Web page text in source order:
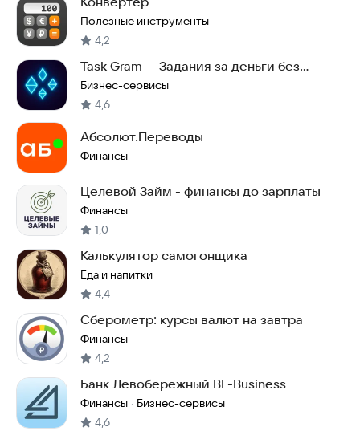
Полезные инструменты
4,2
Task Gram — Задания за деньги без
вложений
Бизнес-сервисы
4,6
Абсолют.Переводы
Финансы
Целевой Займ - финансы до зарплаты
Финансы
1,0
Калькулятор самогонщика
Еда и напитки
4,4
Сберометр: курсы валют на завтра
Финансы
4,2
Банк Левобережный BL-Business
Финансы · Бизнес-сервисы
4,6